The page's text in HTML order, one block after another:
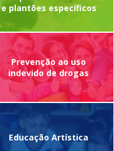
e plantões específicos
Prevenção ao uso
indevido de drogas
Educação Artística